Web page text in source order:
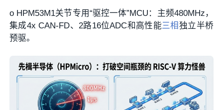
o HPM53M1关节专用“驱控一体”MCU ：主频480MHz，
集成4x CAN-FD、2路16位ADC和 高性能三相独立半桥
预驱。